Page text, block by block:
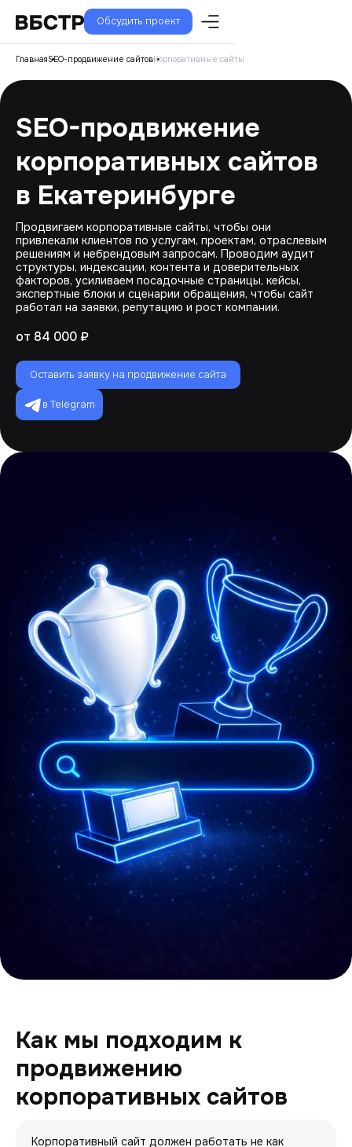
Обсудить проект
ГлавнаяSEO-продвижение сайтовКорпоративные сайты
SEO-продвижение
корпоративных сайтов
в Екатеринбурге
Продвигаем корпоративные сайты, чтобы они
привлекали клиентов по услугам, проектам, отраслевым
решениям и небрендовым запросам. Проводим аудит
структуры, индексации, контента и доверительных
факторов, усиливаем посадочные страницы, кейсы,
экспертные блоки и сценарии обращения, чтобы сайт
работал на заявки, репутацию и рост компании.
от 84 000 ₽
Оставить заявку на продвижение сайта
в Telegram
Как мы подходим к
продвижению
корпоративных сайтов
Корпоративный сайт должен работать не как